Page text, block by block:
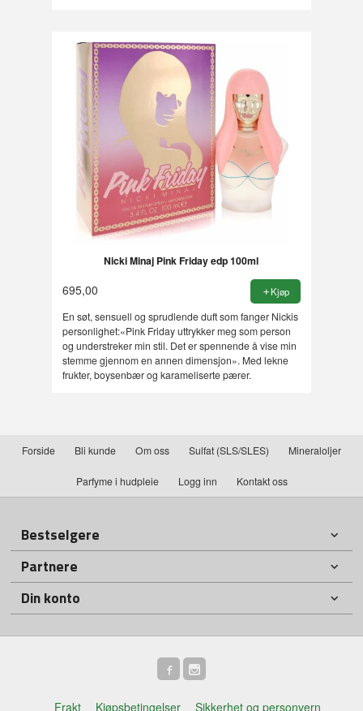
Nicki Minaj Pink Friday edp 100ml
695,00 Kjøp
En søt, sensuell og sprudlende duft som fanger Nickis
personlighet:«Pink Friday uttrykker meg som person
og understreker min stil. Det er spennende å vise min
stemme gjennom en annen dimensjon». Med lekne
frukter, boysenbær og karameliserte pærer.
Forside Bli kunde Om oss Sulfat (SLS/SLES) Mineraloljer
Parfyme i hudpleie Logg inn Kontakt oss
Bestselgere
Partnere
Din konto
Frakt Kjøpsbetingelser Sikkerhet og personvern